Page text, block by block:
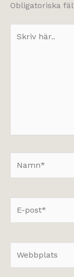
Obligatoriska
här..
post*